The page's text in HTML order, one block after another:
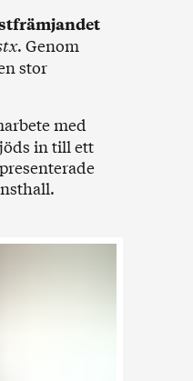
. Genom
stor
med
in till ett